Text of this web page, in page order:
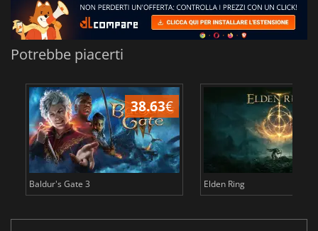
Potrebbe piacerti
38.63€
Baldur's Gate 3 Elden Ring